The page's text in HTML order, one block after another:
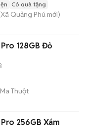
Có quà tặng
Xã Quảng Phú mới)
128GB Đỏ
Thuột
256GB Xám